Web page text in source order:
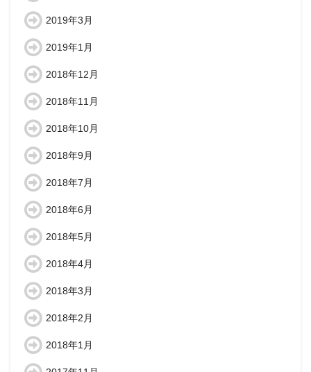
2019年3月
2019年1月
2018年12月
2018年11月
2018年10月
2018年9月
2018年7月
2018年6月
2018年5月
2018年4月
2018年3月
2018年2月
2018年1月